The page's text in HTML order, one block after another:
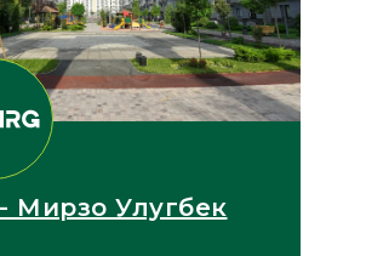
- Мирзо Улугбек